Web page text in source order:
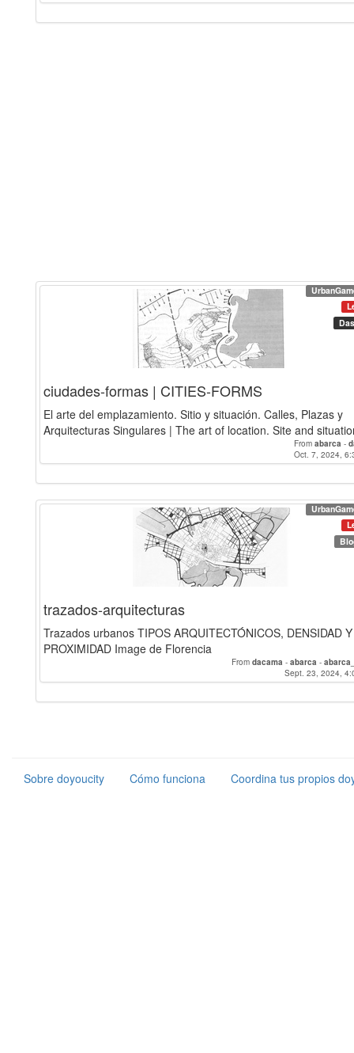
ciudades-formas | CITIES-FORMS
El arte del emplazamiento. Sitio y situación. Calles, Plazas y
Arquitecturas Singulares | The art of location. Site and
From abarca -
Oct. 7, 2024,
trazados-arquitecturas
Trazados urbanos TIPOS ARQUITECTÓNICOS, DENSIDAD Y
PROXIMIDAD Image de Florencia
From dacama - abarca -
Sept. 23, 2024,
Sobre doyoucity Cómo funciona Coordina tus propios